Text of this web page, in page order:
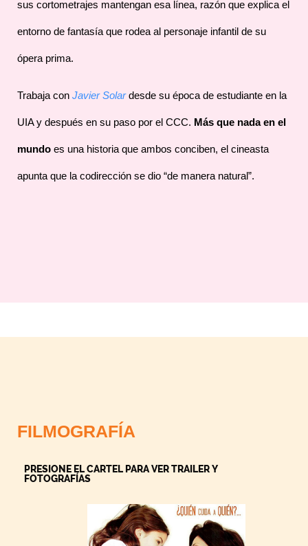
sus cortometrajes mantengan esa línea, razón que explica el
entorno de fantasía que rodea al personaje infantil de su
ópera prima.
Trabaja con Javier Solardesde su época de estudiante en la
UIA y después en su paso por el CCC. Más que nada en el
mundo es una historia que ambos conciben, el cineasta
apunta que la codirección se dio “de manera natural”.
FILMOGRAFÍA
PRESIONE EL CARTEL PARA VER TRAILER Y
FOTOGRAFÍAS